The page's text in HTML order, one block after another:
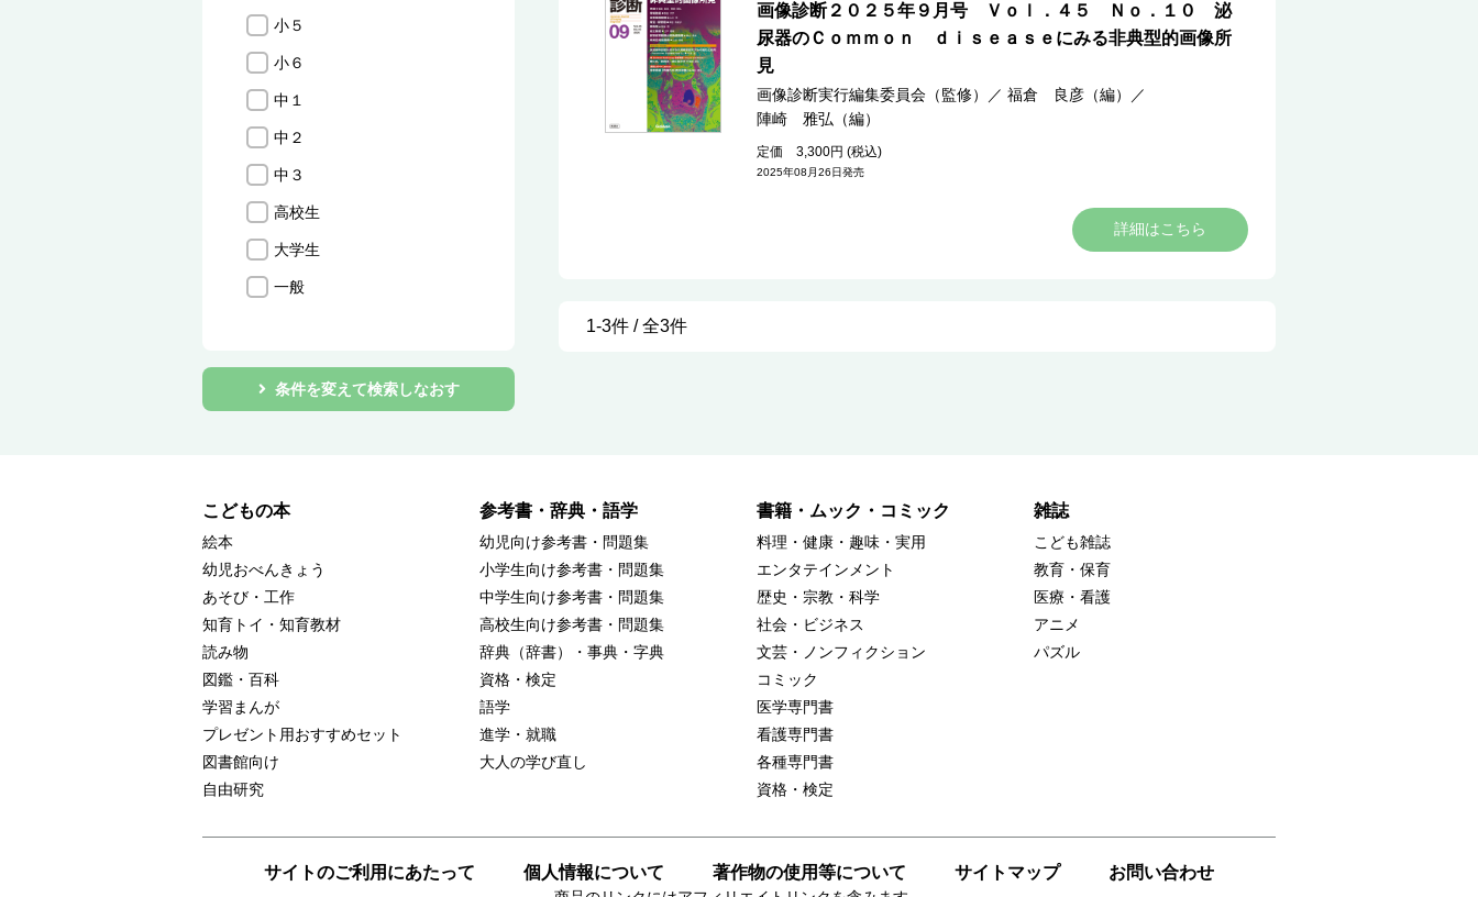
小５
小６
中１
中２
中３
高校生
大学生
一般
条件を変えて検索しなおす
画像診断２０２５年９月号 Ｖｏｌ．４５ Ｎｏ．１０ 泌
尿器のＣｏｍｍｏｎ ｄｉｓｅａｓｅにみる非典型的画像所
見
画像診断実行編集委員会（監修） ／ 福倉 良彦（編）
／
陣崎 雅弘（編）
定価 3,300円 (税込)
2025年08月26日発売
詳細はこちら
1-3件 / 全3件
こどもの本
絵本
幼児おべんきょう
あそび・工作
知育トイ・知育教材
読み物
図鑑・百科
学習まんが
プレゼント用おすすめセット
図書館向け
自由研究
参考書・辞典・語学
幼児向け参考書・問題集
小学生向け参考書・問題集
中学生向け参考書・問題集
高校生向け参考書・問題集
辞典（辞書）・事典・字典
資格・検定
語学
進学・就職
大人の学び直し
書籍・ムック・コミック
料理・健康・趣味・実用
エンタテインメント
歴史・宗教・科学
社会・ビジネス
文芸・ノンフィクション
コミック
医学専門書
看護専門書
各種専門書
資格・検定
雑誌
こども雑誌
教育・保育
医療・看護
アニメ
パズル
サイトのご利用にあたって 個人情報について 著作物の使用等について サイトマップ お問い合わせ